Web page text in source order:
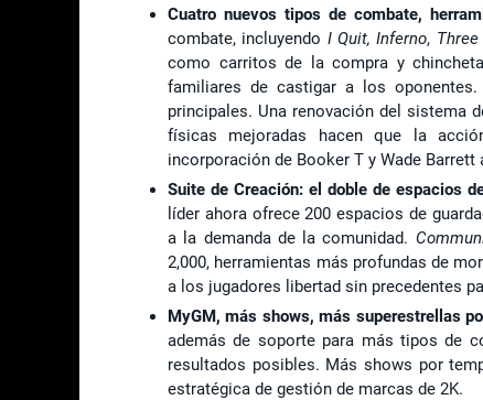
Cuatro nuevos tipos de combate,
combate, incluyendo I Quit, Inferno,
como carritos de la compra y
familiares de castigar a los oponentes.
principales. Una renovación del sistema
físicas mejoradas hacen que la
incorporación de Booker T y Wade
Suite de Creación: el doble de espacios
líder ahora ofrece 200 espacios de
a la demanda de la comunidad.
2,000, herramientas más profundas de
a los jugadores libertad sin precedentes
MyGM, más shows, más superestrellas
además de soporte para más tipos de
resultados posibles. Más shows por
estratégica de gestión de marcas de 2K.